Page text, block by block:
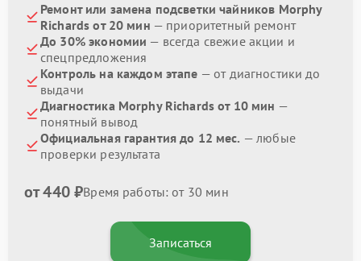
Ремонт или замена подсветки чайников Morphy
Richards от 20 мин — приоритетный ремонт
До 30% экономии — всегда свежие акции и
спецпредложения
Контроль на каждом этапе — от диагностики до
выдачи
Диагностика Morphy Richards от 10 мин —
понятный вывод
Официальная гарантия до 12 мес. — любые
проверки результата
от 440 ₽Время работы: от 30 мин
Записаться